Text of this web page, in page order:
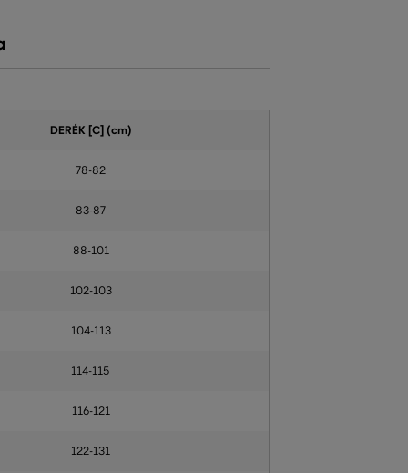
DERÉK [C] (cm)
78-82
83-87
88-101
102-103
104-113
114-115
116-121
122-131